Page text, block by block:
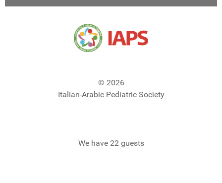
© 2026
Italian-Arabic Pediatric Society
We have 22 guests